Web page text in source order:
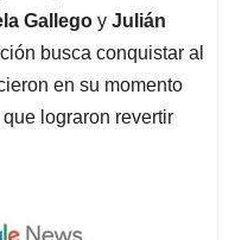
Gallego y Julián
busca conquistar al
en su momento
lograron revertir